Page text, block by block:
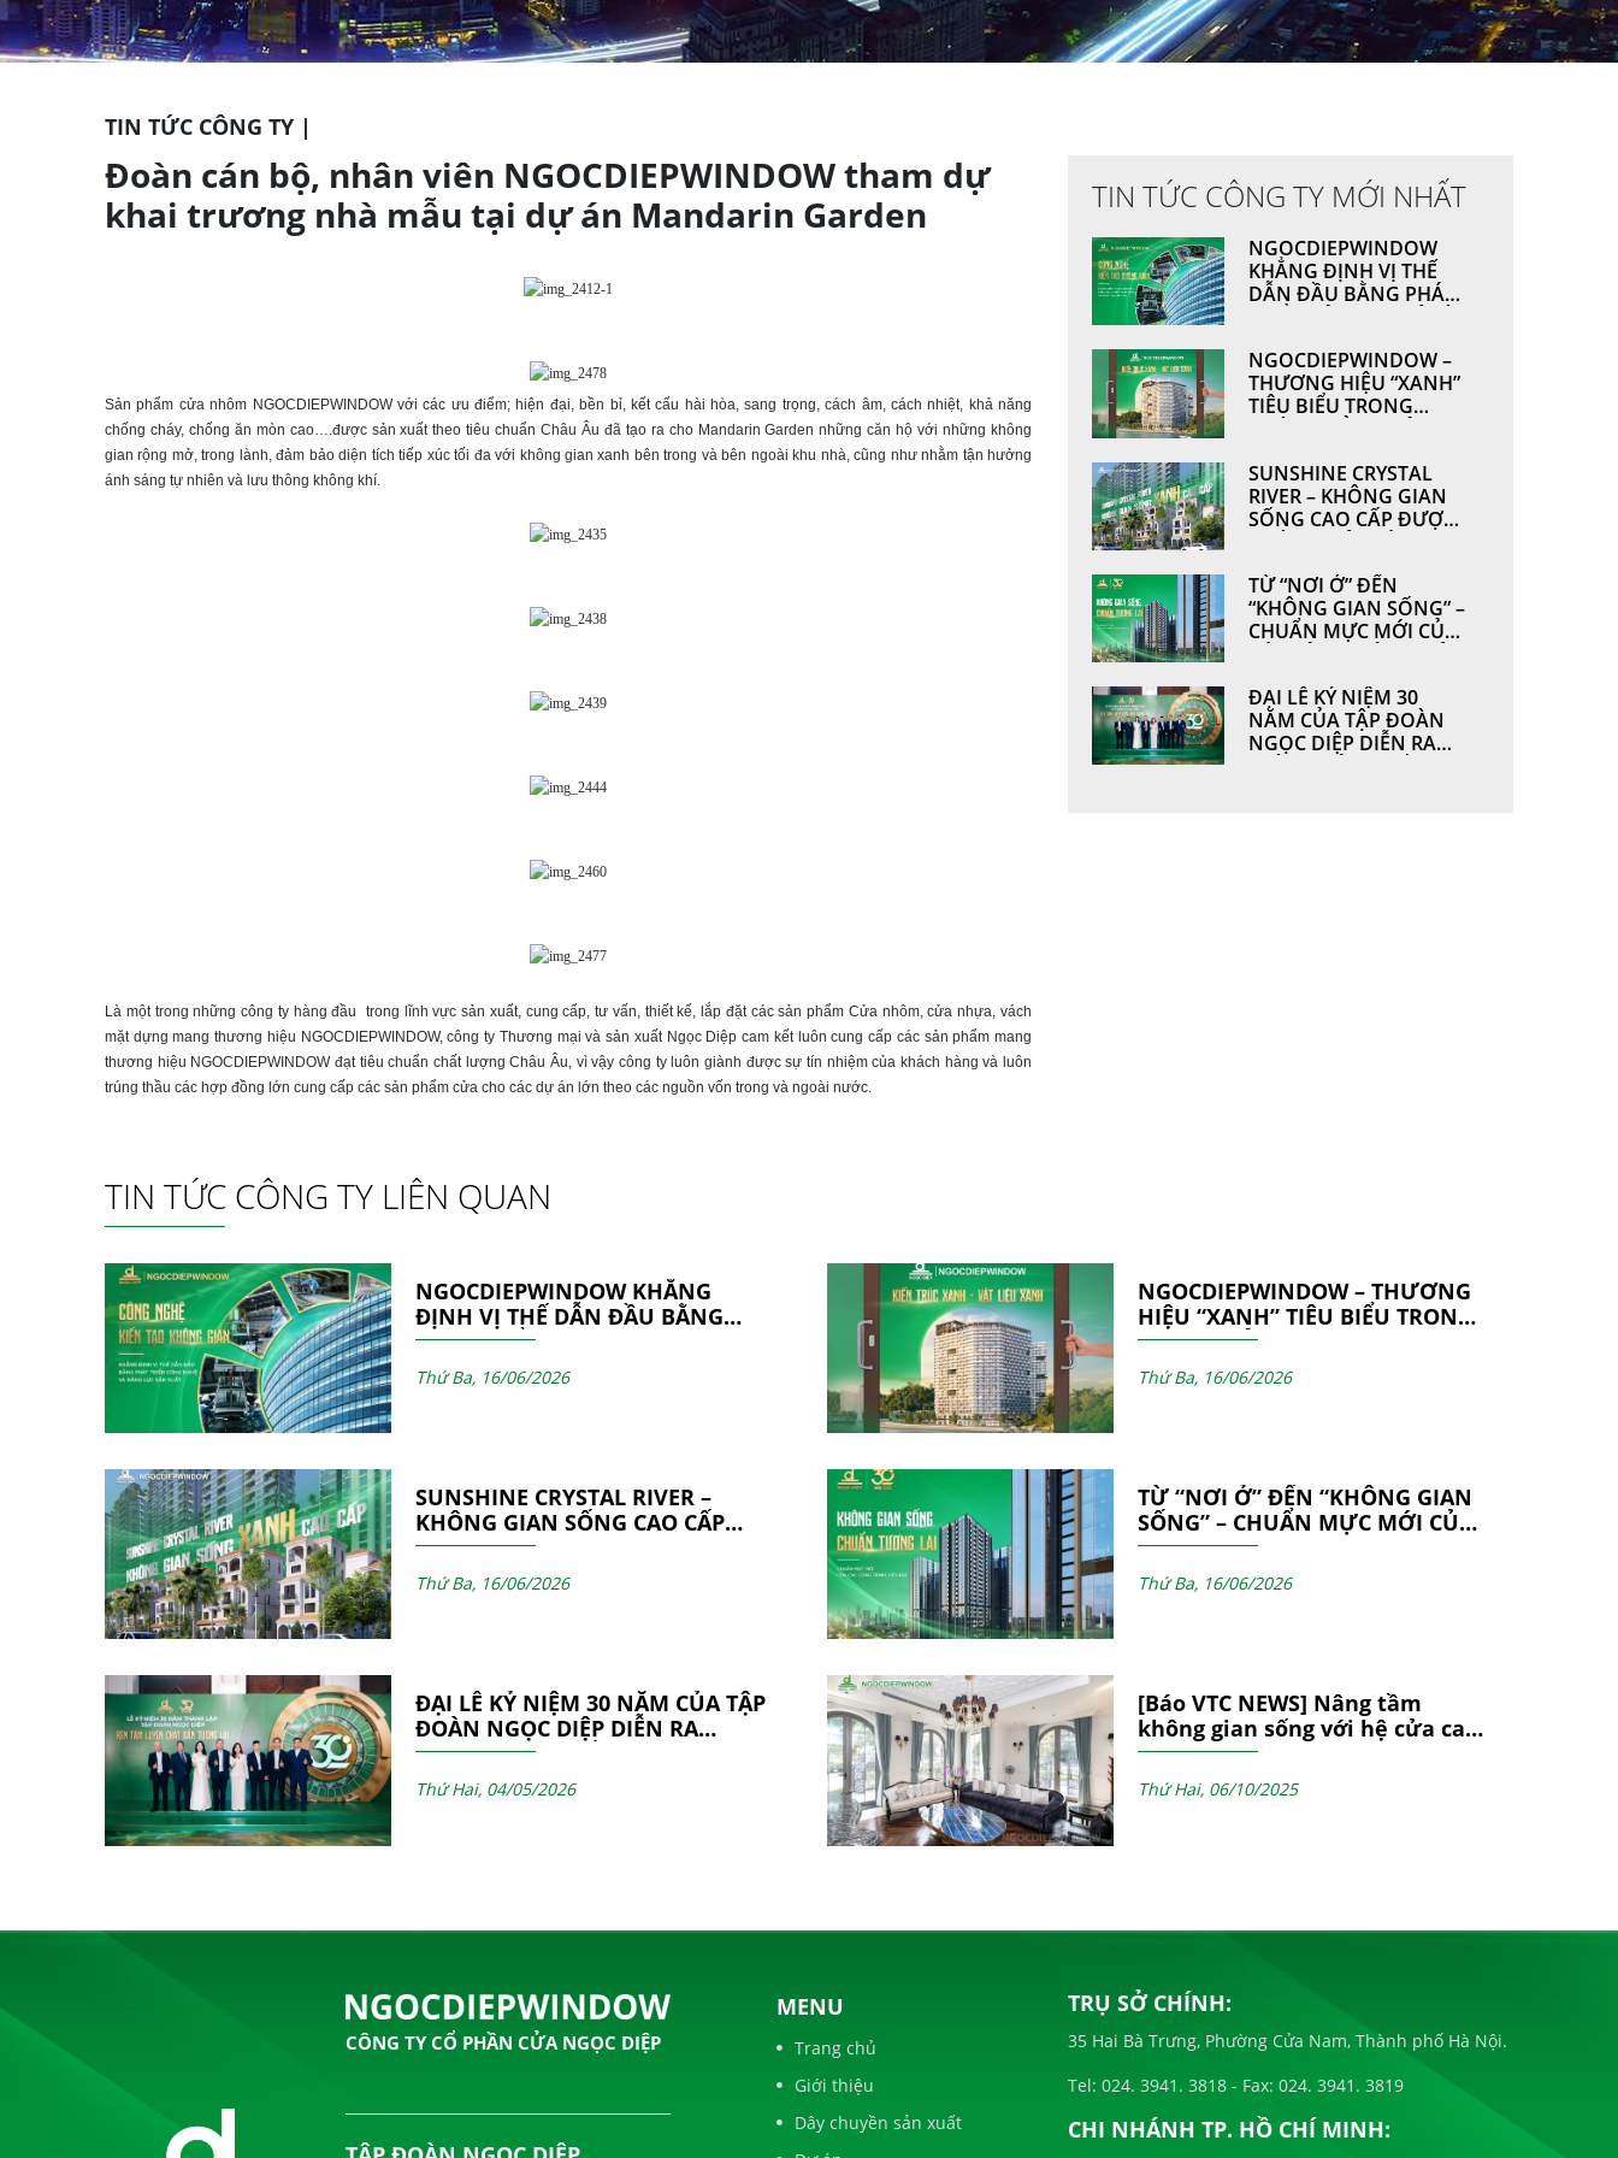
TIN TỨC CÔNG TY |
Đoàn cán bộ, nhân viên NGOCDIEPWINDOW tham dự
khai trương nhà mẫu tại dự án Mandarin Garden
Sản phẩm cửa nhôm NGOCDIEPWINDOW với các ưu điểm; hiện đại, bền bỉ, kết cấu hài hòa, sang trọng, cách âm, cách nhiệt, khả năng
chống cháy, chống ăn mòn cao….được sản xuất theo tiêu chuẩn Châu Âu đã tạo ra cho Mandarin Garden những căn hộ với những không
gian rộng mở, trong lành, đảm bảo diện tích tiếp xúc tối đa với không gian xanh bên trong và bên ngoài khu nhà, cũng như nhằm tận hưởng
ánh sáng tự nhiên và lưu thông không khí.
Là một trong những công ty hàng đầu trong lĩnh vực sản xuất, cung cấp, tư vấn, thiết kế, lắp đặt các sản phẩm Cửa nhôm, cửa nhựa, vách
mặt dựng mang thương hiệu NGOCDIEPWINDOW, công ty Thương mại và sản xuất Ngọc Diệp cam kết luôn cung cấp các sản phẩm mang
thương hiệu NGOCDIEPWINDOW đạt tiêu chuẩn chất lượng Châu Âu, vì vậy công ty luôn giành được sự tín nhiệm của khách hàng và luôn
trúng thầu các hợp đồng lớn cung cấp các sản phẩm cửa cho các dự án lớn theo các nguồn vốn trong và ngoài nước.
TIN TỨC CÔNG TY MỚI NHẤT
NGOCDIEPWINDOW
KHẲNG ĐỊNH VỊ THẾ
DẪN ĐẦU BẰNG PHÁT
NGOCDIEPWINDOW –
THƯƠNG HIỆU “XANH”
TIÊU BIỂU TRONG
SUNSHINE CRYSTAL
RIVER – KHÔNG GIAN
SỐNG CAO CẤP ĐƯỢC
VỮNG BỞI
NGOCDIEPWINDOW
TỪ “NƠI Ở” ĐẾN
“KHÔNG GIAN SỐNG” –
CHUẨN MỰC MỚI CỦA
ĐẠI LỄ KỶ NIỆM 30
NĂM CỦA TẬP ĐOÀN
NGỌC DIỆP DIỄN RA
TIN TỨC CÔNG TY LIÊN QUAN
NGOCDIEPWINDOW KHẲNG
ĐỊNH VỊ THẾ DẪN ĐẦU BẰNG
PHÁT TRIỂN CÔNG NGHỆ VÀ
NĂNG LỰC SẢN XUẤT
Thứ Ba, 16/06/2026
NGOCDIEPWINDOW – THƯƠNG
HIỆU “XANH” TIÊU BIỂU TRONG
NGÀNH CỬA NHÔM & VÁCH
MẶT DỰNG
Thứ Ba, 16/06/2026
SUNSHINE CRYSTAL RIVER –
KHÔNG GIAN SỐNG CAO CẤP
ĐƯỢC HOÀN THIỆN TỪ NHỮNG
GIÁ TRỊ BỀN VỮNG BỞI
NGOCDIEPWINDOW
Thứ Ba, 16/06/2026
TỪ “NƠI Ở” ĐẾN “KHÔNG GIAN
SỐNG” – CHUẨN MỰC MỚI CỦA
CÁC CÔNG TRÌNH HIỆN ĐẠI
Thứ Ba, 16/06/2026
ĐẠI LỄ KỶ NIỆM 30 NĂM CỦA TẬP
ĐOÀN NGỌC DIỆP DIỄN RA
THÀNH CÔNG TỐT ĐẸP
Thứ Hai, 04/05/2026
[Báo VTC NEWS] Nâng tầm
không gian sống với hệ cửa cao
cấp D-PRO của NgocDiepWindow
Thứ Hai, 06/10/2025
CÔNG TY CỔ PHẦN CỬA NGỌC DIỆP
MENU
Trang chủ
Giới thiệu
Dây chuyền sản xuất
TRỤ SỞ CHÍNH:
35 Hai Bà Trưng, Phường Cửa Nam, Thành phố Hà Nội.
Tel: 024. 3941. 3818 - Fax: 024. 3941. 3819
CHI NHÁNH TP. HỒ CHÍ MINH: